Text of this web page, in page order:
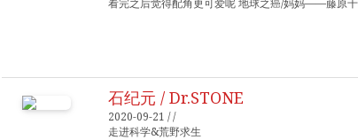
看完之后觉得配角更可爱呢 地球之癌/妈妈——藤原
石纪元 / Dr.STONE
2020-09-21 / /
走进科学&荒野求生